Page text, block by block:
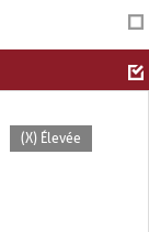
(X) Élevée